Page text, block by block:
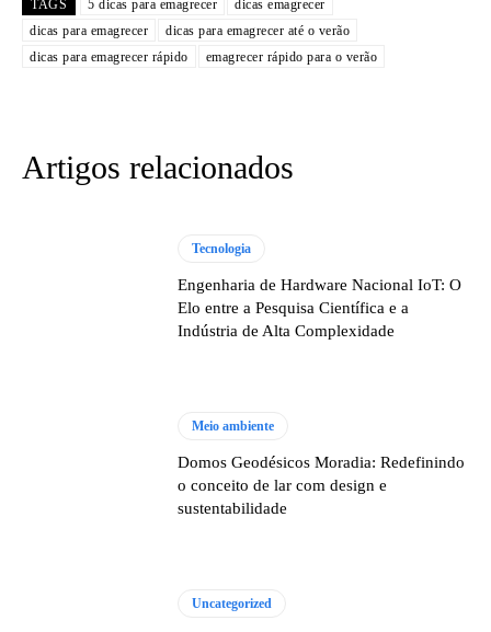
TAGS 5 dicas para emagrecer
dicas emagrecer
dicas para emagrecer
dicas para emagrecer até o verão
dicas para emagrecer rápido
emagrecer rápido para o verão
Artigos relacionados
Tecnologia
Engenharia de Hardware Nacional IoT: O
Elo entre a Pesquisa Científica e a
Indústria de Alta Complexidade
Meio ambiente
Domos Geodésicos Moradia: Redefinindo
o conceito de lar com design e
sustentabilidade
Uncategorized